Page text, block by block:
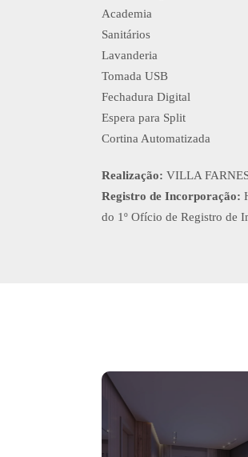
Academia
Sanitários
Lavanderia
Tomada USB
Fechadura Digital
Espera para Split
Cortina Automatizada
Realização: VILLA
Registro de Incorporação:
do 1º Ofício de Registro de